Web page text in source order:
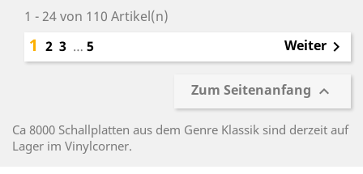
1 - 24 von 110 Artikel(n)
1 2 3 … 5 Weiter 
Zum Seitenanfang 
Ca 8000 Schallplatten aus dem Genre Klassik sind derzeit auf
Lager im Vinylcorner.